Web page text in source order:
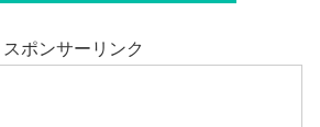
スポンサーリンク